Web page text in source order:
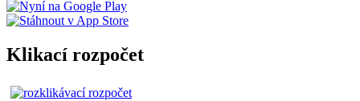
Klikací rozpočet